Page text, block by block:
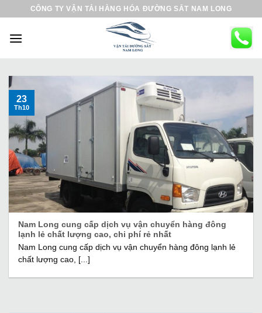
CÔNG TY VẬN TẢI HÀNG HÓA ĐƯỜNG SẮT NAM LONG
Nam Long cung cấp dịch vụ vận chuyển hàng đông
lạnh lẻ chất lượng cao, chi phí rẻ nhất
Nam Long cung cấp dịch vụ vận chuyển hàng đông lạnh lẻ
chất lượng cao, [...]
23
Th10